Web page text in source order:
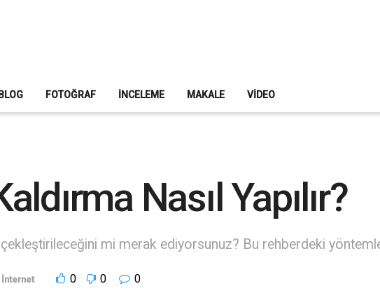
FOTOĞRAF İNCELEME MAKALE VIDEO
Nasıl Yapılır?
mi merak ediyorsunuz? Bu rehberdeki
İnternet 0 0 0